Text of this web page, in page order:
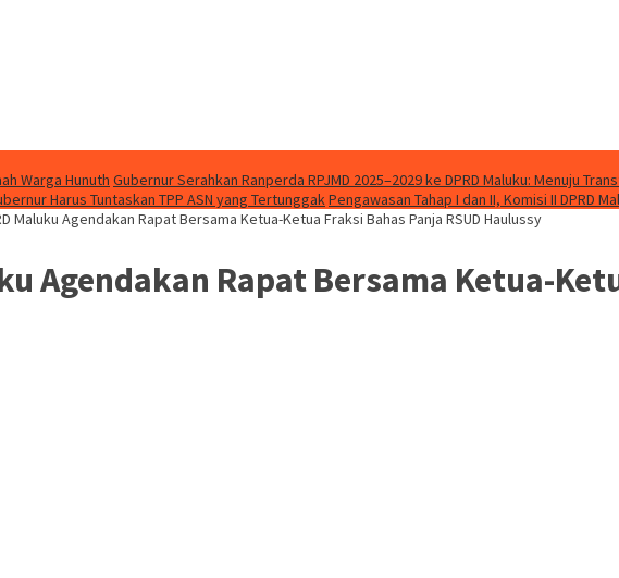
Warga Hunuth Gubernur Serahkan Ranperda RPJMD 2025–2029 ke DPRD Maluku: Menuju
Harus Tuntaskan TPP ASN yang TertunggakPengawasan Tahap I dan II, Komisi II DPRD
Maluku Agendakan Rapat Bersama Ketua-Ketua Fraksi Bahas Panja RSUD Haulussy
Agendakan Rapat Bersama Ketua-